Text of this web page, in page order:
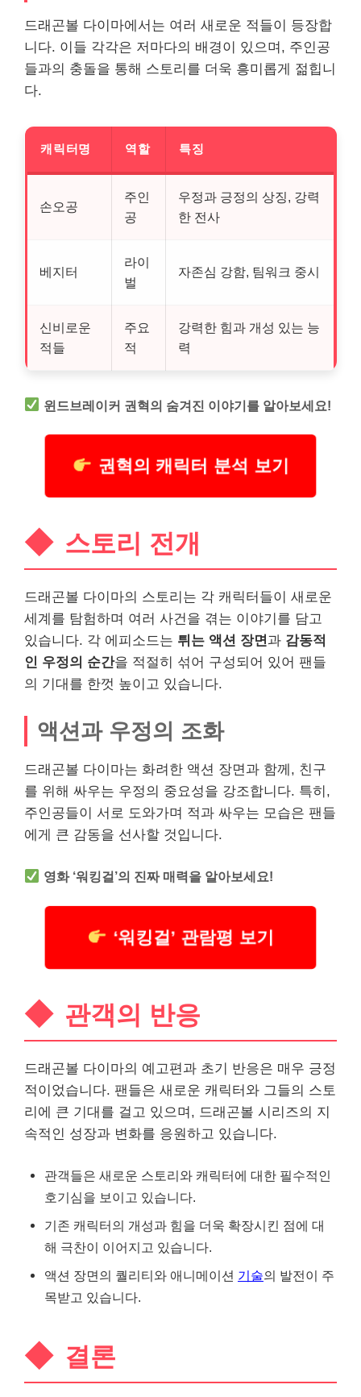
드래곤볼 다이마에서는 여러 새로운 적들이 등장합
니다. 이들 각각은 저마다의 배경이 있으며, 주인공
들과의 충돌을 통해 스토리를 더욱 흥미롭게 젊힙니
다.
캐릭터명 역할 특징
손오공
주인
공
우정과 긍정의 상징, 강력
한 전사
베지터
라이
벌
자존심 강함, 팀워크 중시
신비로운
적들
주요
적
강력한 힘과 개성 있는 능
력
윈드브레이커 권혁의 숨겨진 이야기를 알아보세요!
권혁의 캐릭터 분석 보기
스토리 전개
드래곤볼 다이마의 스토리는 각 캐릭터들이 새로운
세계를 탐험하며 여러 사건을 겪는 이야기를 담고
있습니다. 각 에피소드는 튀는 액션 장면과 감동적
인 우정의 순간을 적절히 섞어 구성되어 있어 팬들
의 기대를 한껏 높이고 있습니다.
액션과 우정의 조화
드래곤볼 다이마는 화려한 액션 장면과 함께, 친구
를 위해 싸우는 우정의 중요성을 강조합니다. 특히,
주인공들이 서로 도와가며 적과 싸우는 모습은 팬들
에게 큰 감동을 선사할 것입니다.
영화 ‘워킹걸’의 진짜 매력을 알아보세요!
‘워킹걸’ 관람평 보기
관객의 반응
드래곤볼 다이마의 예고편과 초기 반응은 매우 긍정
적이었습니다. 팬들은 새로운 캐릭터와 그들의 스토
리에 큰 기대를 걸고 있으며, 드래곤볼 시리즈의 지
속적인 성장과 변화를 응원하고 있습니다.
관객들은 새로운 스토리와 캐릭터에 대한 필수적인
호기심을 보이고 있습니다.
기존 캐릭터의 개성과 힘을 더욱 확장시킨 점에 대
해 극찬이 이어지고 있습니다.
액션 장면의 퀄리티와 애니메이션 기술의 발전이 주
목받고 있습니다.
결론